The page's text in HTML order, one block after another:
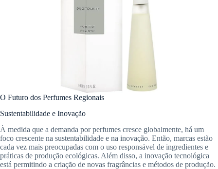
O Futuro dos Perfumes Regionais
Sustentabilidade e Inovação
À medida que a demanda por perfumes cresce globalmente, há um
foco crescente na sustentabilidade e na inovação. Então, marcas estão
cada vez mais preocupadas com o uso responsável de ingredientes e
práticas de produção ecológicas. Além disso, a inovação tecnológica
está permitindo a criação de novas fragrâncias e métodos de produção.